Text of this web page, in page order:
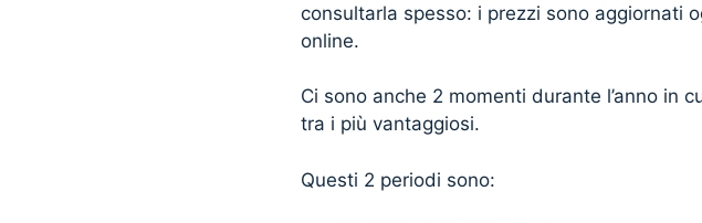
consultarla spesso: i prezzi sono aggiornati
online.
Ci sono anche 2 momenti durante l’anno in
tra i più vantaggiosi.
Questi 2 periodi sono: